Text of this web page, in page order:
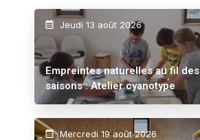
Jeudi 13 août 2026
Empreintes naturelles au fil des
saisons : Atelier cyanotype
Mercredi 19 août 2026